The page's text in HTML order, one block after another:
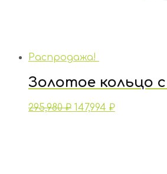
Распродажа!
Золотое кольцо
295,980₽ 147,994 ₽